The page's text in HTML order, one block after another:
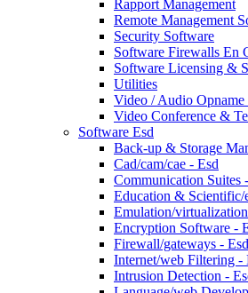
Rapport Management
Remote Management
Security Software
Software Firewalls En
Software Licensing &
Utilities
Video / Audio Opname
Video Conference &
Software Esd
Back-up & Storage
Cad/cam/cae - Esd
Communication Suites
Education & Scientific/
Emulation/
Encryption Software -
Firewall/gateways - Esd
Internet/web Filtering -
Intrusion Detection -